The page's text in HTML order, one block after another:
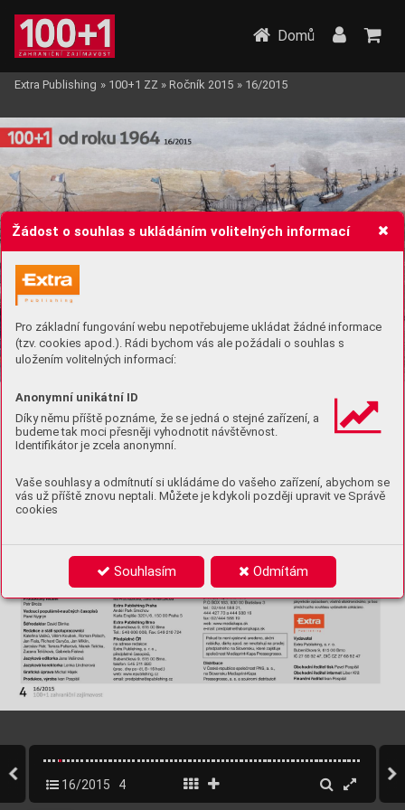
Žádost o souhlas s ukládáním volitelných informací
Pro základní fungování webu nepotřebujeme ukládat žádné informace
(tzv. cookies apod.). Rádi bychom vás ale požádali o souhlas s
uložením volitelných informací:
Anonymní unikátní ID
Díky němu příště poznáme, že se jedná o stejné zařízení, a
budeme tak moci přesněji vyhodnotit návštěvnost.
Identifikátor je zcela anonymní.
Vaše souhlasy a odmítnutí si ukládáme do vašeho zařízení, abychom se
vás už příště znovu neptali. Můžete je kdykoli později upravit ve Správě
cookies
Souhlasím Odmítám
Domů
Extra Publishing » 100+1 ZZ » Ročník 2015 » 16/2015
16/2015 4